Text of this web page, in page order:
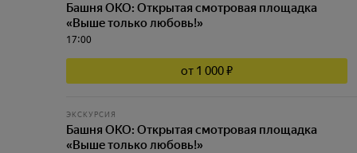
Башня ОКО: Открытая смотровая площадка
«Выше только любовь!»
17:00
от 1 000 ₽
ЭКСКУРСИЯ
Башня ОКО: Открытая смотровая площадка
«Выше только любовь!»